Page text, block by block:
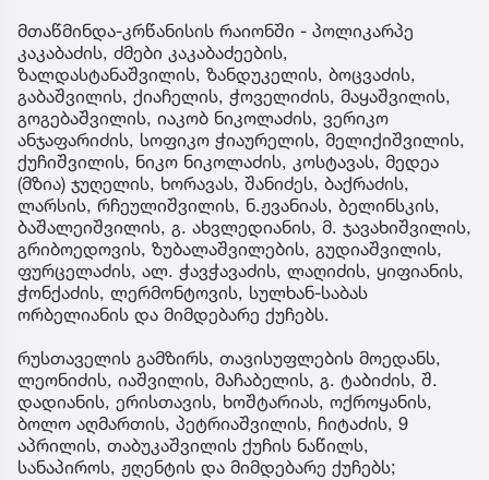
მთაწმინდა-კრწანისის რაიონში - პოლიკარპე
კაკაბაძის, ძმები კაკაბაძეების,
ზალდასტანაშვილის, ზანდუკელის, ბოცვაძის,
გაბაშვილის, ქიაჩელის, ჭოველიძის, მაყაშვილის,
გოგებაშვილის, იაკობ ნიკოლაძის, ვერიკო
ანჯაფარიძის, სოფიკო ჭიაურელის, მელიქიშვილის,
ქუჩიშვილის, ნიკო ნიკოლაძის, კოსტავას, მედეა
(მზია) ჯუღელის, ხორავას, შანიძეს, ბაქრაძის,
ლარსის, რჩეულიშვილის, ნ.ჟვანიას, ბელინსკის,
ბაშალეიშვილის, გ. ახვლედიანის, მ. ჯავახიშვილის,
გრიბოედოვის, ზუბალაშვილების, გუდიაშვილის,
ფურცელაძის, ალ. ჭავჭავაძის, ლაღიძის, ყიფიანის,
ჭონქაძის, ლერმონტოვის, სულხან-საბას
ორბელიანის და მიმდებარე ქუჩებს.
რუსთაველის გამზირს, თავისუფლების მოედანს,
ლეონიძის, იაშვილის, მაჩაბელის, გ. ტაბიძის, შ.
დადიანის, ერისთავის, ხოშტარიას, ოქროყანის,
ბოლო აღმართის, პეტრიაშვილის, ჩიტაძის, 9
აპრილის, თაბუკაშვილის ქუჩის ნაწილს,
სანაპიროს, ჟღენტის და მიმდებარე ქუჩებს;